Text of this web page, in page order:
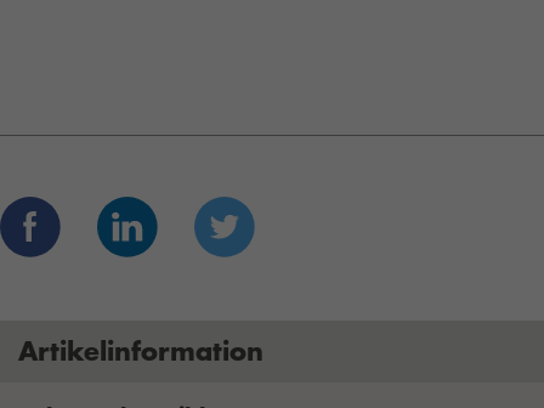
Artikelinformation